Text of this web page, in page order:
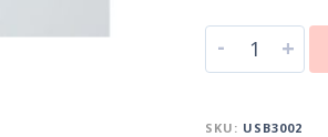
- +
SKU: USB3002